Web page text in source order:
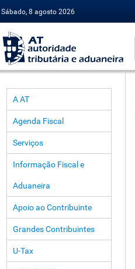
Sábado, 8 agosto 2026
A AT
Agenda Fiscal
Serviços
Informação Fiscal e
Aduaneira
Apoio ao Contribuinte
Grandes Contribuintes
U-Tax